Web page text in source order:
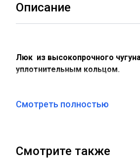
Описание
Люк из высокопрочного
уплотнительным кольцом.
Проведены испытания на
Основные данные и
Диаметр корпуса - 780 мм.,
Смотреть полностью
Смотрите также